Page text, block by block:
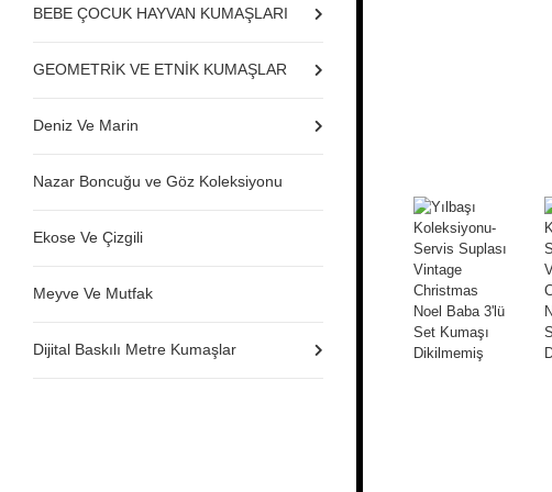
BEBE ÇOCUK HAYVAN KUMAŞLARI
GEOMETRİK VE ETNİK KUMAŞLAR
Deniz Ve Marin
Nazar Boncuğu ve Göz Koleksiyonu
Ekose Ve Çizgili
Meyve Ve Mutfak
Dijital Baskılı Metre Kumaşlar